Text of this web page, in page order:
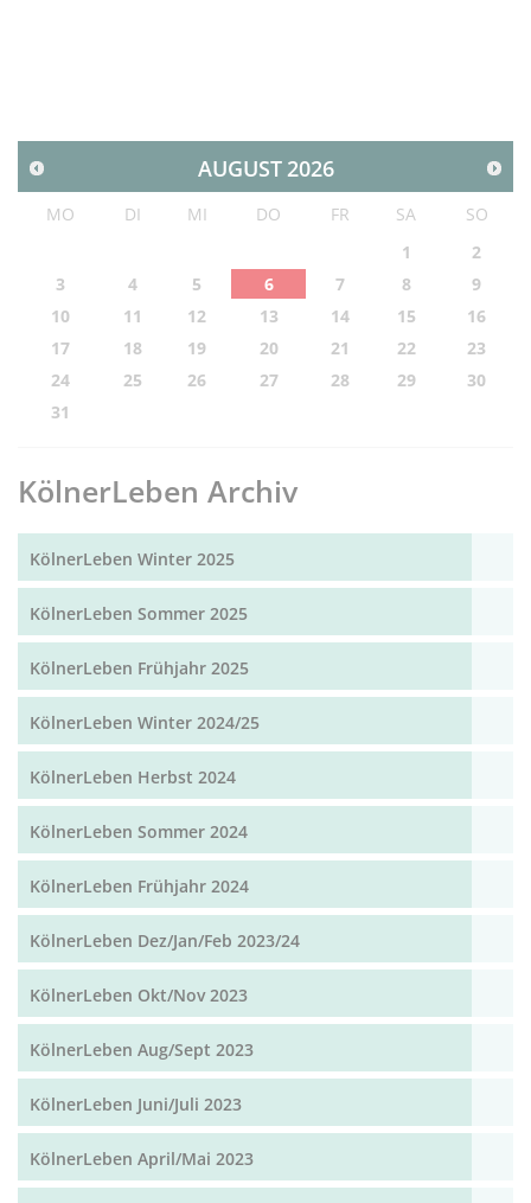
AUGUST2026
MO DI MI DO FR SA
SO
1
2
3
4 5 6 7 8
9
10
11 12 13 14 15
16
17
18 19 20 21 22
23
24
25 26 27 28 29
30
31
KölnerLeben Archiv
KölnerLeben Winter 2025
KölnerLeben Sommer 2025
KölnerLeben Frühjahr 2025
KölnerLeben Winter 2024/25
KölnerLeben Herbst 2024
KölnerLeben Sommer 2024
KölnerLeben Frühjahr 2024
KölnerLeben Dez/Jan/Feb 2023/24
KölnerLeben Okt/Nov 2023
KölnerLeben Aug/Sept 2023
KölnerLeben Juni/Juli 2023
KölnerLeben April/Mai 2023